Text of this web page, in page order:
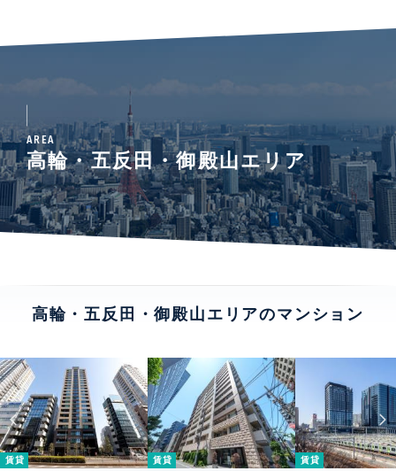
AREA
高輪・五反田・御殿山エリア
高輪・五反田・御殿山エリアのマンション
賃貸 賃貸 賃貸